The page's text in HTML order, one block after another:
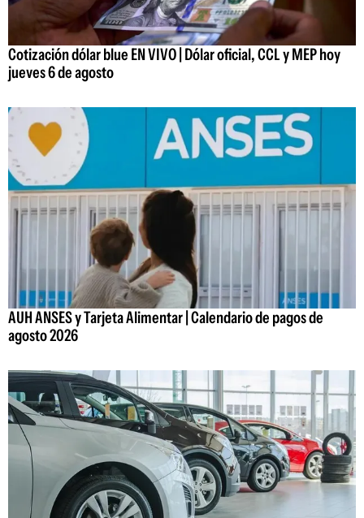
Cotización dólar blue EN VIVO | Dólar oficial, CCL y MEP hoy
jueves 6 de agosto
AUH ANSES y Tarjeta Alimentar | Calendario de pagos de
agosto 2026